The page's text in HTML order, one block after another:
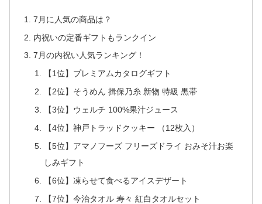
7月に人気の商品は？
内祝いの定番ギフトもランクイン
7月の内祝い人気ランキング！
【1位】プレミアムカタログギフト
【2位】そうめん 揖保乃糸 新物 特級 黒帯
【3位】ウェルチ 100%果汁ジュース
【4位】神戸トラッドクッキー （12枚入）
【5位】アマノフーズ フリーズドライ おみそ汁お楽
しみギフト
【6位】凍らせて食べるアイスデザート
【7位】今治タオル 寿々 紅白タオルセット